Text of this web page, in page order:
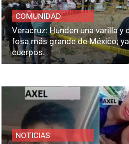
COMUNIDAD
Veracruz: Hunden una varilla y
fosa más grande de México;
cuerpos.
NOTICIAS